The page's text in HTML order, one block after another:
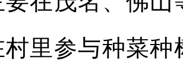
村里参与种菜